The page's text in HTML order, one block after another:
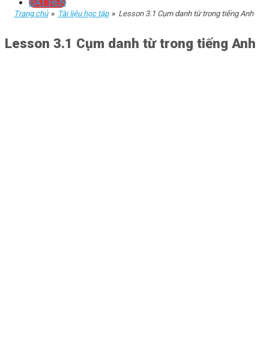
ĐẶT HẸN
Trang chủ » Tài liệu học tập » Lesson 3.1 Cụm danh từ trong tiếng Anh
Lesson 3.1 Cụm danh từ trong tiếng Anh